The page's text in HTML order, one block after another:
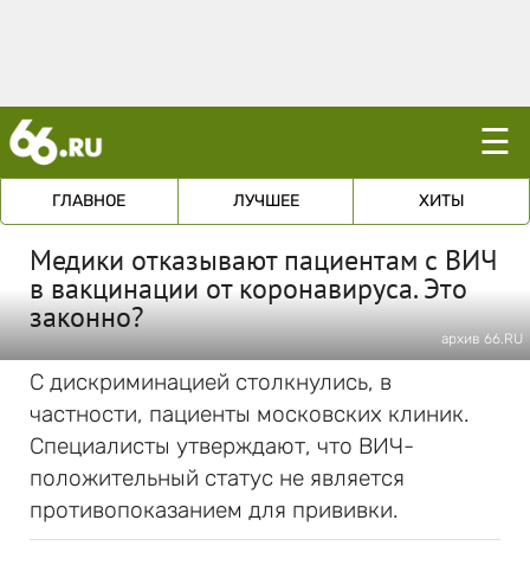
☰
ГЛАВНОЕ ЛУЧШЕЕ ХИТЫ
Медики отказывают пациентам с ВИЧ
в вакцинации от коронавируса. Это
законно?
архив 66.RU
С дискриминацией столкнулись, в
частности, пациенты московских клиник.
Специалисты утверждают, что ВИЧ-
положительный статус не является
противопоказанием для прививки.